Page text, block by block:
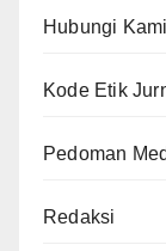
Hubungi Kami
Kode Etik
Pedoman
Redaksi